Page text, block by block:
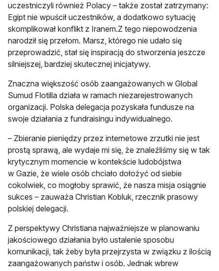
uczestniczyli również Polacy – także został zatrzymany:
Egipt nie wpuścił uczestników, a dodatkowo sytuację
skomplikował konflikt z Iranem.Z tego niepowodzenia
narodził się przełom. Marsz, którego nie udało się
przeprowadzić, stał się inspiracją do stworzenia jeszcze
silniejszej, bardziej skutecznej inicjatywy.
Znaczna większość osób zaangażowanych w Global
Sumud Flotilla działa w ramach niezarejestrowanych
organizacji. Polska delegacja pozyskała fundusze na
swoje działania z fundraisingu indywidualnego.
– Zbieranie pieniędzy przez internetowe zrzutki nie jest
prostą sprawą, ale wydaje mi się, że znaleźliśmy się w tak
krytycznym momencie w kontekście ludobójstwa
w Gazie, że wiele osób chciało dołożyć od siebie
cokolwiek, co mogłoby sprawić, że nasza misja osiągnie
sukces – zauważa Christian Kobluk, rzecznik prasowy
polskiej delegacji.
Z perspektywy Christiana najważniejsze w planowaniu
jakościowego działania było ustalenie sposobu
komunikacji, tak żeby była przejrzysta w związku z ilością
zaangażowanych państw i osób. Jednak wbrew